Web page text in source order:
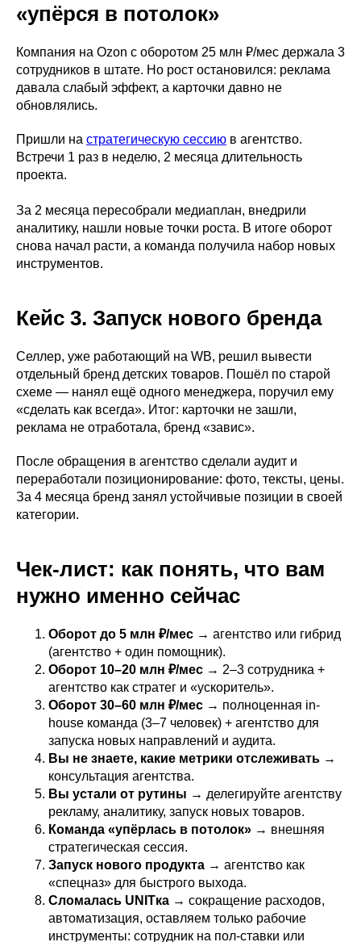
«упёрся в потолок»
Компания на Ozon с оборотом 25 млн ₽/мес держала 3
сотрудников в штате. Но рост остановился: реклама
давала слабый эффект, а карточки давно не
обновлялись.
Пришли на стратегическую сессию в агентство.
Встречи 1 раз в неделю, 2 месяца длительность
проекта.
За 2 месяца пересобрали медиаплан, внедрили
аналитику, нашли новые точки роста. В итоге оборот
снова начал расти, а команда получила набор новых
инструментов.
Кейс 3. Запуск нового бренда
Селлер, уже работающий на WB, решил вывести
отдельный бренд детских товаров. Пошёл по старой
схеме — нанял ещё одного менеджера, поручил ему
«сделать как всегда». Итог: карточки не зашли,
реклама не отработала, бренд «завис».
После обращения в агентство сделали аудит и
переработали позиционирование: фото, тексты, цены.
За 4 месяца бренд занял устойчивые позиции в своей
категории.
Чек-лист: как понять, что вам
нужно именно сейчас
Оборот до 5 млн ₽/мес → агентство или гибрид
(агентство + один помощник).
Оборот 10–20 млн ₽/мес → 2–3 сотрудника +
агентство как стратег и «ускоритель».
Оборот 30–60 млн ₽/мес → полноценная in-
house команда (3–7 человек) + агентство для
запуска новых направлений и аудита.
Вы не знаете, какие метрики отслеживать →
консультация агентства.
Вы устали от рутины → делегируйте агентству
рекламу, аналитику, запуск новых товаров.
Команда «упёрлась в потолок» → внешняя
стратегическая сессия.
Запуск нового продукта → агентство как
«спецназ» для быстрого выхода.
Сломалась UNITка → сокращение расходов,
автоматизация, оставляем только рабочие
инструменты: сотрудник на пол-ставки или